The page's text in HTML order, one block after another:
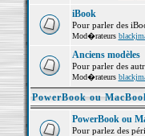
iBook
Pour parler des
Mod�rateurs
Anciens modèles
Pour parler des
Mod�rateurs
PowerBook ou
PowerBook ou
Pour parlez des